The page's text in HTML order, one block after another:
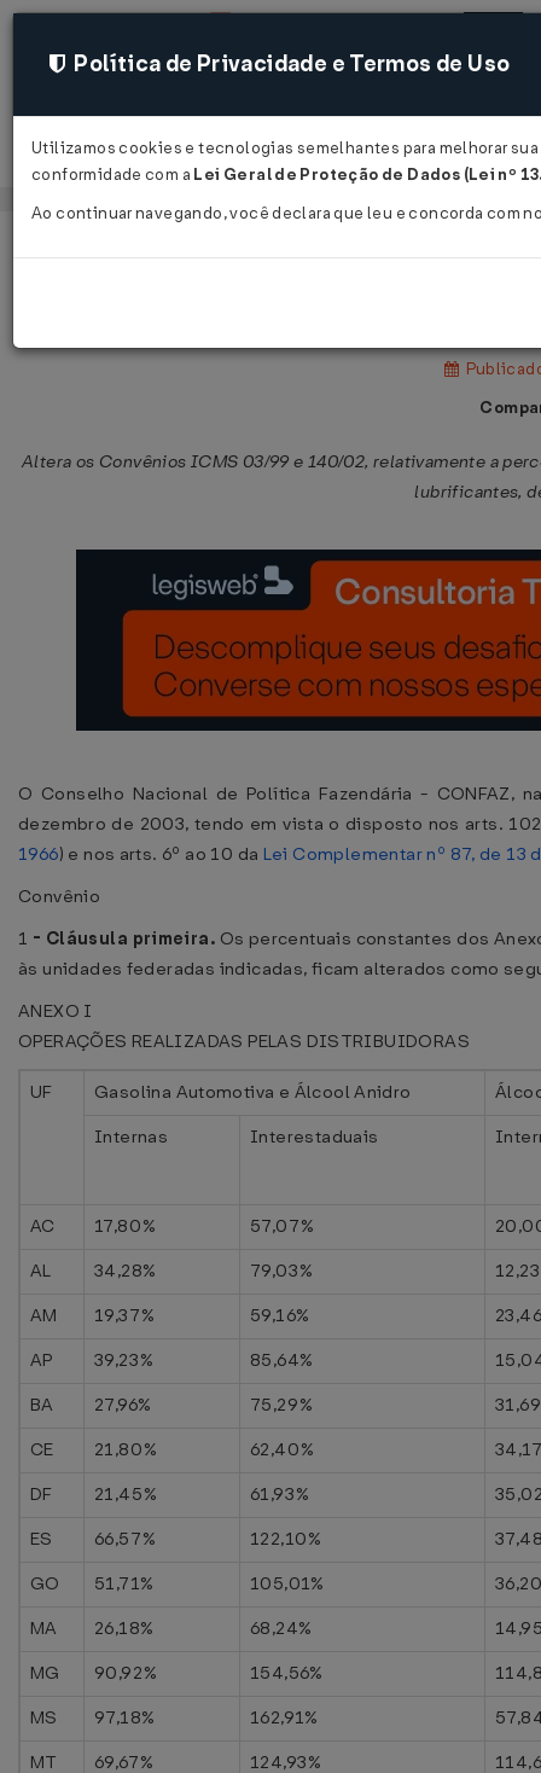
Acessar
Altera os Convênios ICMS 03/99 e 140/02, relativamente a
lubrificantes,
O Conselho Nacional de Política Fazendária - CONFAZ,
dezembro de 2003, tendo em vista o disposto nos arts.
1966) e nos arts. 6º ao 10 da Lei Complementar nº 87, de 13
Convênio
1 - Cláusula primeira. Os percentuais constantes dos
às unidades federadas indicadas, ficam alterados como
ANEXO I
OPERAÇÕES REALIZADAS PELAS DISTRIBUIDORAS
UF Gasolina Automotiva e Álcool Anidro
Internas
Interestaduais
AC 17,80% 57,07%
AL
34,28% 79,03%
AM
19,37% 59,16%
AP
39,23% 85,64%
BA
27,96% 75,29%
CE
21,80% 62,40%
DF
21,45% 61,93%
ES
66,57% 122,10%
GO
51,71% 105,01%
MA
26,18% 68,24%
MG
90,92% 154,56%
MS
97,18% 162,91%
MT
69,67% 124,93%
Política de Privacidade e Termos de Uso
Utilizamos cookies e tecnologias semelhantes para melhorar
conformidade com a Lei Geral de Proteção de Dados (Lei nº
Ao continuar navegando, você declara que leu e concorda com